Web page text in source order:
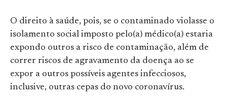
O direito à saúde, pois, se o contaminado violasse o
isolamento social imposto pelo(a) médico(a) estaria
expondo outros a risco de contaminação, além de
correr riscos de agravamento da doença ao se
expor a outros possíveis agentes infecciosos,
inclusive, outras cepas do novo coronavírus.